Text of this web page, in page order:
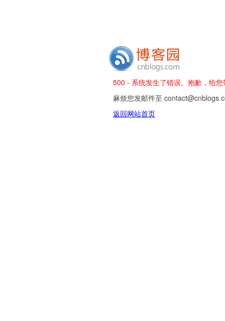
500 - 系统发生了错误。抱歉，给
麻烦您发邮件至
返回网站首页